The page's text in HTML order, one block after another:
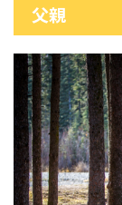
父親